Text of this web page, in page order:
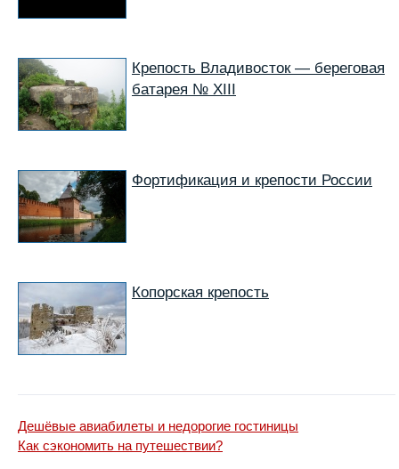
Крепость Владивосток — береговая
батарея № ХIII
Фортификация и крепости России
Копорская крепость
Дешёвые авиабилеты и недорогие гостиницы
Как сэкономить на путешествии?